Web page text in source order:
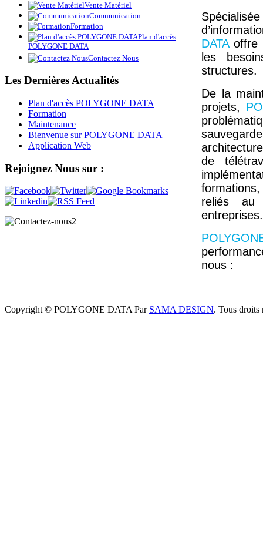
Vente Matériel
Communication
Formation
Plan d'accès
POLYGONE DATA
Contactez Nous
Les Dernières Actualités
Plan d'accès POLYGONE DATA
Formation
Maintenance
Bienvenue sur POLYGONE DATA
Application Web
Rejoignez Nous sur :
DATAoffre
les
structures.
De la
projets,
de
reliés au
entreprises.
nous :
Copyright © POLYGONE DATA Par SAMA DESIGN. Tous droits